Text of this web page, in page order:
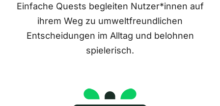
Einfache Quests begleiten Nutzer*innen auf
ihrem Weg zu umweltfreundlichen
Entscheidungen im Alltag und belohnen
spielerisch.